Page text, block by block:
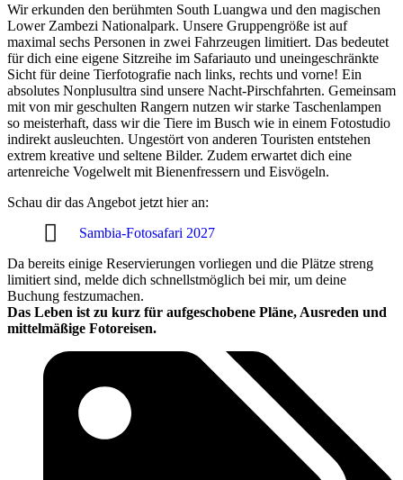
Wir erkunden den berühmten South Luangwa und den magischen
Lower Zambezi Nationalpark. Unsere Gruppengröße ist auf
maximal sechs Personen in zwei Fahrzeugen limitiert. Das bedeutet
für dich eine eigene Sitzreihe im Safariauto und uneingeschränkte
Sicht für deine Tierfotografie nach links, rechts und vorne! Ein
absolutes Nonplusultra sind unsere Nacht-Pirschfahrten. Gemeinsam
mit von mir geschulten Rangern nutzen wir starke Taschenlampen
so meisterhaft, dass wir die Tiere im Busch wie in einem Fotostudio
indirekt ausleuchten. Ungestört von anderen Touristen entstehen
extrem kreative und seltene Bilder. Zudem erwartet dich eine
artenreiche Vogelwelt mit Bienenfressern und Eisvögeln.
Schau dir das Angebot jetzt hier an:
Sambia-Fotosafari 2027
Da bereits einige Reservierungen vorliegen und die Plätze streng
limitiert sind, melde dich schnellstmöglich bei mir, um deine
Buchung festzumachen.
Das Leben ist zu kurz für aufgeschobene Pläne, Ausreden und
mittelmäßige Fotoreisen.